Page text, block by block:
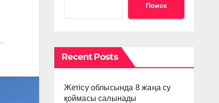
Поиск
Recent Posts
Жетісу облысында 8 жаңа су
қоймасы салынады